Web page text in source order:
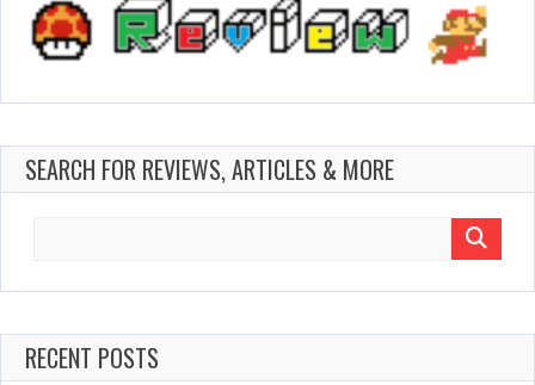
SEARCH FOR REVIEWS, ARTICLES & MORE
RECENT POSTS